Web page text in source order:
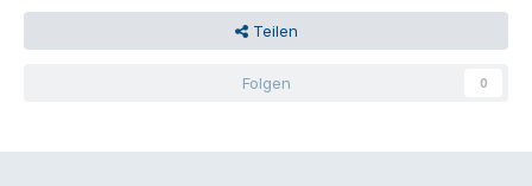
Teilen
Folgen 0